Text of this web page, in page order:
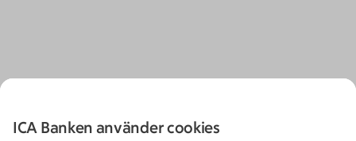
ICA Banken använder cookies